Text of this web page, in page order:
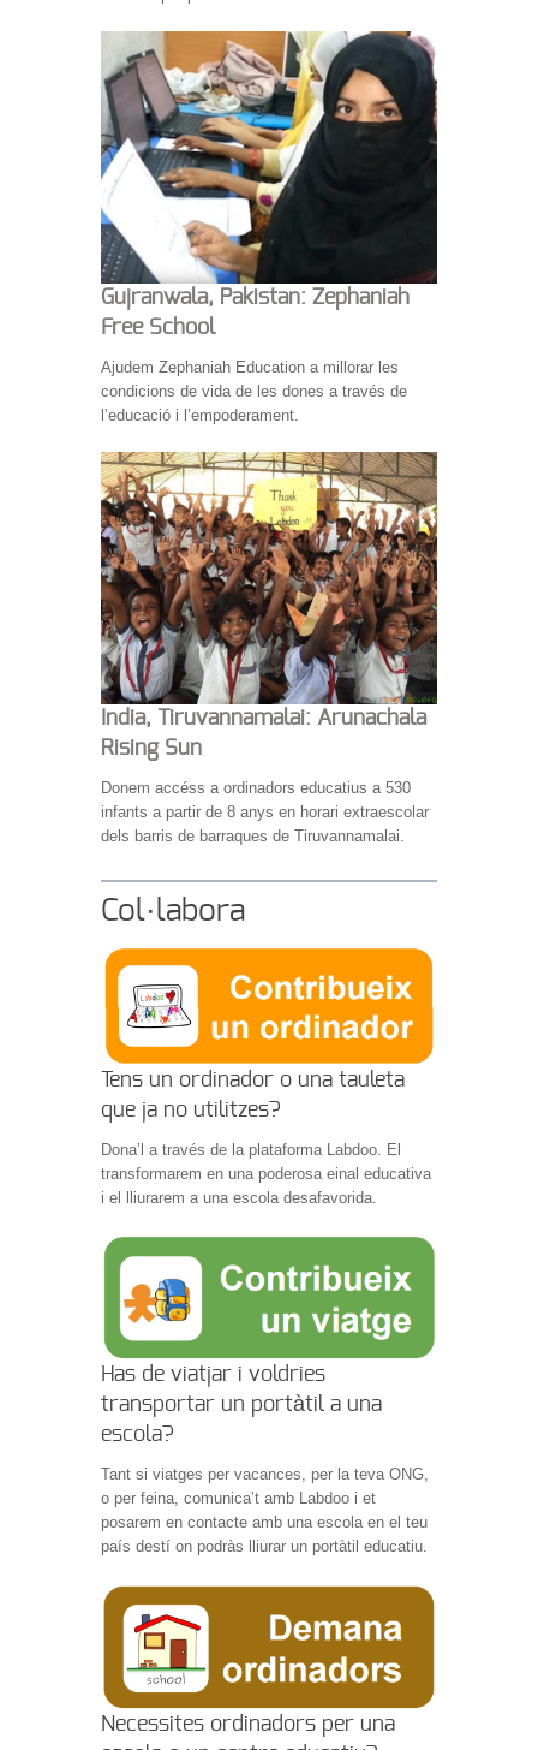
Gujranwala, Pakistan: Zephaniah
Free School
Ajudem Zephaniah Education a millorar les
condicions de vida de les dones a través de
l’educació i l’empoderament.
India, Tiruvannamalai: Arunachala
Rising Sun
Donem accéss a ordinadors educatius a 530
infants a partir de 8 anys en horari extraescolar
dels barris de barraques de Tiruvannamalai.
Col·labora
Tens un ordinador o una tauleta
que ja no utilitzes?
Dona’l a través de la plataforma Labdoo. El
transformarem en una poderosa einal educativa
i el lliurarem a una escola desafavorida.
Has de viatjar i voldries
transportar un portàtil a una
escola?
Tant si viatges per vacances, per la teva ONG,
o per feina, comunica’t amb Labdoo i et
posarem en contacte amb una escola en el teu
país destí on podràs lliurar un portàtil educatiu.
Necessites ordinadors per una